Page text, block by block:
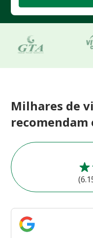
Milhares de
recomendam